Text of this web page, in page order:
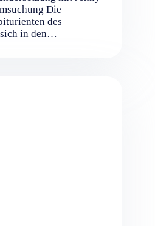
Die
des
sich in den…